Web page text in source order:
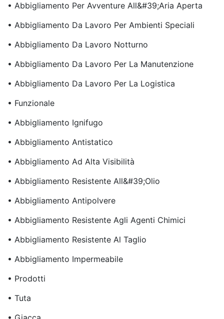
• Abbigliamento Per Avventure All&#39;aria Aperta
• Abbigliamento Da Lavoro Per Ambienti Speciali
• Abbigliamento Da Lavoro Notturno
• Abbigliamento Da Lavoro Per La Manutenzione
• Abbigliamento Da Lavoro Per La Logistica
• Funzionale
• Abbigliamento Ignifugo
• Abbigliamento Antistatico
• Abbigliamento Ad Alta Visibilità
• Abbigliamento Resistente All&#39;olio
• Abbigliamento Antipolvere
• Abbigliamento Resistente Agli Agenti Chimici
• Abbigliamento Resistente Al Taglio
• Abbigliamento Impermeabile
• Prodotti
• Tuta